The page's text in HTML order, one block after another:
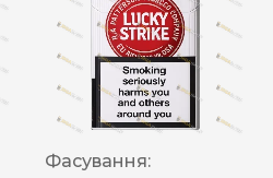
Фасування: